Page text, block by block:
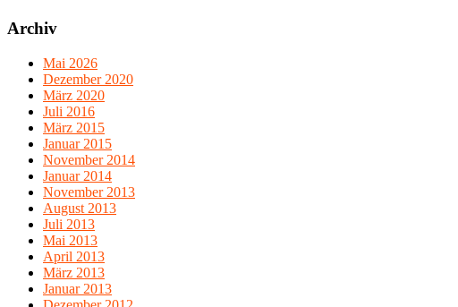
Archiv
Mai 2026
Dezember 2020
März 2020
Juli 2016
März 2015
Januar 2015
November 2014
Januar 2014
November 2013
August 2013
Juli 2013
Mai 2013
April 2013
März 2013
Januar 2013